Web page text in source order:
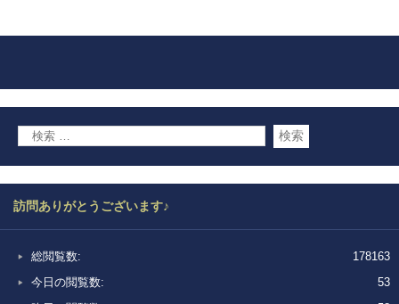
訪問ありがとうございます♪
178163
総閲覧数:
53
今日の閲覧数: